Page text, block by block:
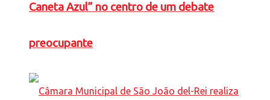
Caneta Azul” no centro de um debate
preocupante